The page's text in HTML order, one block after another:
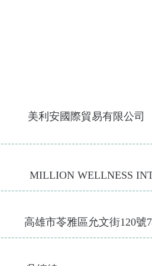
美利安國際貿易有限公司
MILLION WELLNESS
高雄市苓雅區允文街120號7